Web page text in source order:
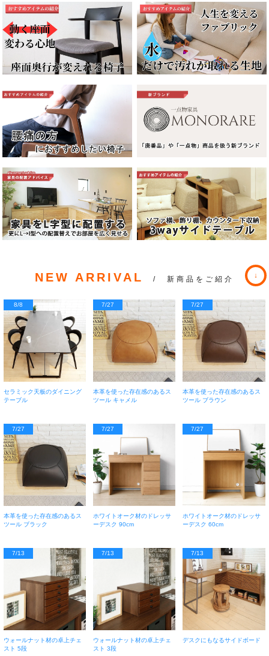
NEW ARRIVAL / 新商品をご紹介
8/8
セラミック天板のダイニング
テーブル
7/27
本革を使った存在感のあるス
ツール キャメル
7/27
本革を使った存在感のあるス
ツール ブラウン
7/27
本革を使った存在感のあるス
ツール ブラック
7/27
ホワイトオーク材のドレッサ
ーデスク 90cm
7/27
ホワイトオーク材のドレッサ
ーデスク 60cm
7/13
ウォールナット材の卓上チェ
スト 5段
7/13
ウォールナット材の卓上チェ
スト 3段
7/13
デスクにもなるサイドボード